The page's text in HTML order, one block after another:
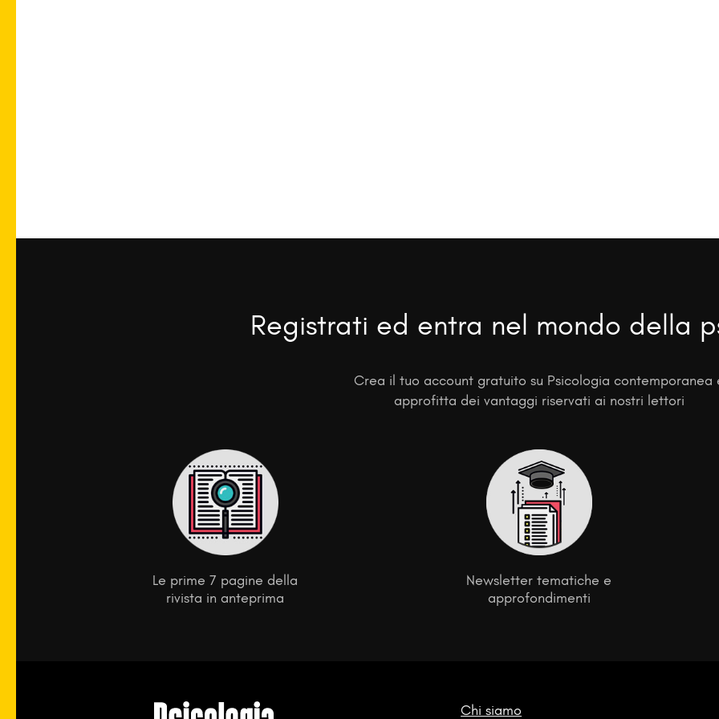
Registrati ed entra nel mondo della
Crea il tuo account gratuito su Psicologia contemporanea
approfitta dei vantaggi riservati ai nostri lettori
Le prime 7 pagine della
rivista in anteprima
Newsletter tematiche e
approfondimenti
Chi siamo